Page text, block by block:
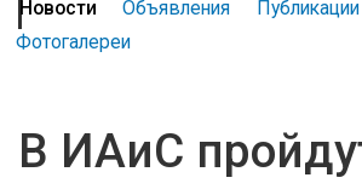
Новости Объявления
Фотогалереи
В ИАиС